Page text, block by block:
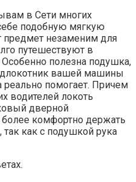
в Сети многих
подобную мягкую
предмет незаменим для
путешествуют в
полезна подушка,
вашей машины
помогает. Причем
водителей локоть
дверной
более комфортно держать
как с подушкой рука